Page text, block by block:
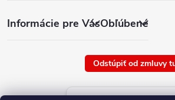
Informácie pre VásObľúbené
Odstúpiť od zmluvy